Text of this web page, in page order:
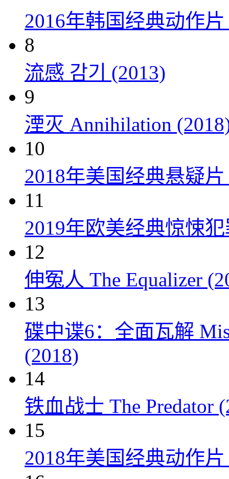
2016年韩国经典动作
8
流感 감기 (2013)
9
湮灭 Annihilation
10
2018年美国经典悬疑
11
2019年欧美经典惊悚
12
伸冤人 The Equalizer
13
碟中谍6：全面瓦解
(2018)
14
铁血战士 The Predator
15
2018年美国经典动作